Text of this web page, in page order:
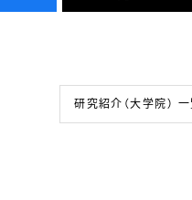
研究紹介（大学院）